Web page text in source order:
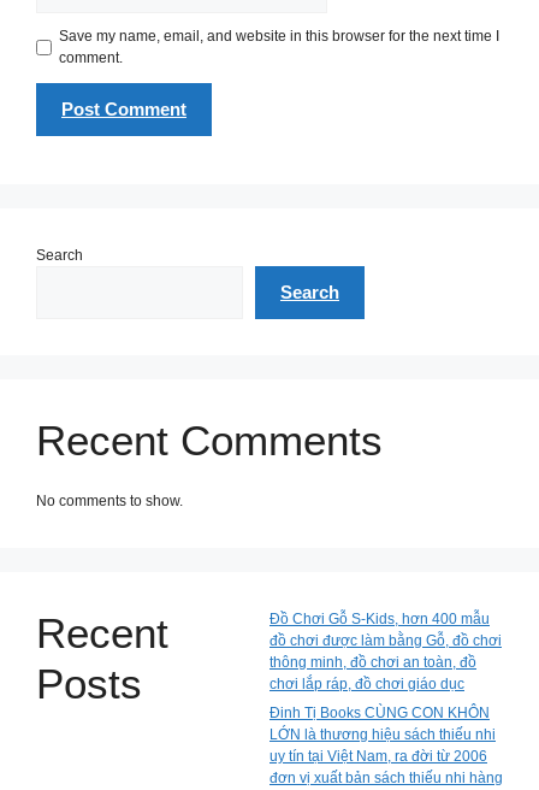
Save my name, email, and website in this browser for the next time I
comment.
Search
Search
Recent Comments
No comments to show.
Recent
Posts
Đồ Chơi Gỗ S-Kids, hơn 400 mẫu
đồ chơi được làm bằng Gỗ, đồ chơi
thông minh, đồ chơi an toàn, đồ
chơi lắp ráp, đồ chơi giáo dục
Đinh Tị Books CÙNG CON KHÔN
LỚN là thương hiệu sách thiếu nhi
uy tín tại Việt Nam, ra đời từ 2006
đơn vị xuất bản sách thiếu nhi hàng